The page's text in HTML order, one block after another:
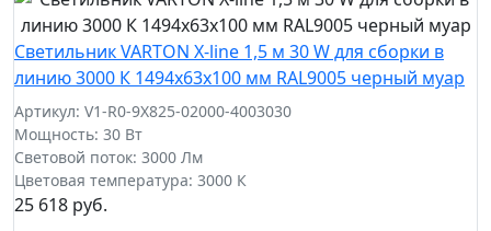
Cветильник VARTON X-line 1,5 м 30 W для сборки в
линию 3000 К 1494x63x100 мм RAL9005 черный муар
Артикул: V1-R0-9X825-02000-4003030
Мощность: 30 Вт
Световой поток: 3000 Лм
Цветовая температура: 3000 К
25 618 руб.